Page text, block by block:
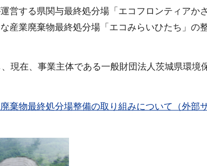
営する県関与最終処分場「エコフロンティアか
産業廃棄物最終処分場「エコみらいひたち」の
現在、事業主体である一般財団法人茨城県環境
棄物最終処分場整備の取り組みについて（外部